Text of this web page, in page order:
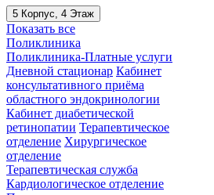
5 Корпус, 4 Этаж
Показать все
Поликлиника
Поликлиника-Платные услуги
Дневной стационар Кабинет
консультативного приёма
областного эндокринологии
Кабинет диабетической
ретинопатии Терапевтическое
отделение Хирургическое
отделение
Терапевтическая служба
Кардиологическое отделение